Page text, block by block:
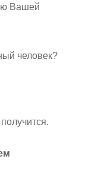
Вашей
человек?